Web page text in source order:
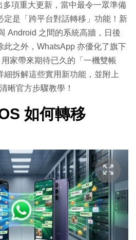
項重大更新，當中最令一眾準備
定是「跨平台對話轉移」功能！新
Android 之間的系統高牆，日後
此之外，WhatsApp 亦優化了旗下
家帶來期待已久的「一機雙帳
細拆解這些實用新功能，並附上
晰官方步驟教學！
如何轉移